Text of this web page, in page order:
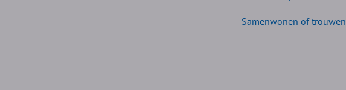
Samenwonen of trouwen